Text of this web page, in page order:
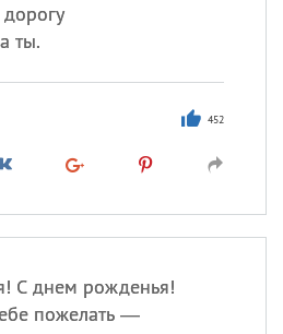
ты.
452
С днем рожденья!
пожелать —